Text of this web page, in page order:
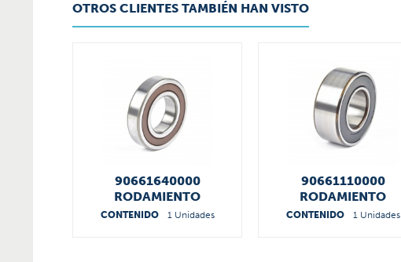
OTROS CLIENTES TAMBIÉN HAN VISTO
90661640000
RODAMIENTO
CONTENIDO 1 Unidades
90661110000
RODAMIENTO
CONTENIDO 1 Unidades